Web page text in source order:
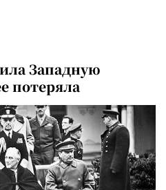
Западную
потеряла